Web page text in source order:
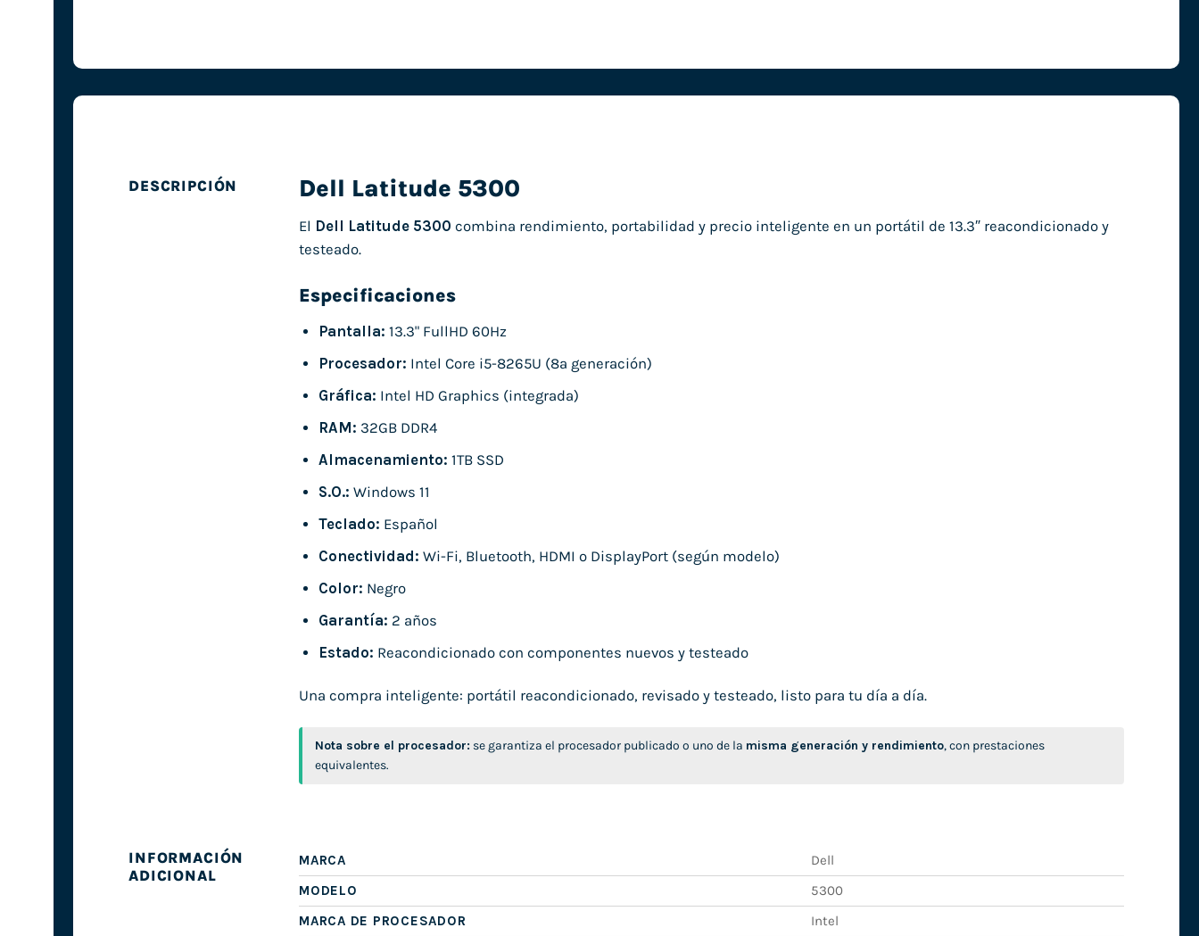
DESCRIPCIÓN Dell Latitude 5300
El Dell Latitude 5300 combina rendimiento, portabilidad y precio inteligente en un portátil de 13.3″ reacondicionado y
testeado.
Especificaciones
Pantalla: 13.3" FullHD 60Hz
Procesador: Intel Core i5-8265U (8ª generación)
Gráfica: Intel HD Graphics (integrada)
RAM: 32GB DDR4
Almacenamiento: 1TB SSD
S.O.: Windows 11
Teclado: Español
Conectividad: Wi-Fi, Bluetooth, HDMI o DisplayPort (según modelo)
Color: Negro
Garantía: 2 años
Estado: Reacondicionado con componentes nuevos y testeado
Una compra inteligente: portátil reacondicionado, revisado y testeado, listo para tu día a día.
Nota sobre el procesador: se garantiza el procesador publicado o uno de la misma generación y rendimiento, con prestaciones
equivalentes.
INFORMACIÓN
ADICIONAL
MARCA
Dell
MODELO
5300
MARCA DE PROCESADOR
Intel